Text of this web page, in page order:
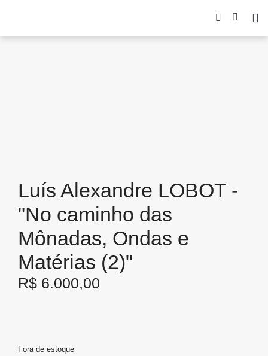
Luís Alexandre LOBOT -
"No caminho das
Mônadas, Ondas e
Matérias (2)"
R$ 6.000,00
Fora de estoque